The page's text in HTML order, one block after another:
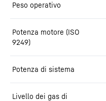
Peso operativo
Potenza motore (ISO
9249)
Potenza di sistema
Livello dei gas di